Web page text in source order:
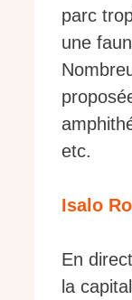
parc
une
etc.
Isalo
En
la